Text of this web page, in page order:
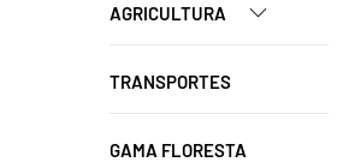
AGRICULTURA
TRANSPORTES
GAMA FLORESTA